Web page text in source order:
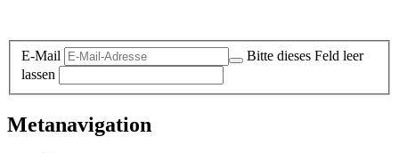
E-Mail
Bitte dieses Feld leer
lassen
Metanavigation